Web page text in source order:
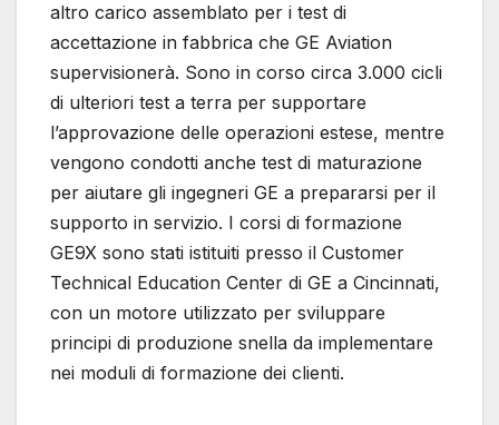
altro carico assemblato per i test di
accettazione in fabbrica che GE Aviation
supervisionerà. Sono in corso circa 3.000 cicli
di ulteriori test a terra per supportare
l’approvazione delle operazioni estese, mentre
vengono condotti anche test di maturazione
per aiutare gli ingegneri GE a prepararsi per il
supporto in servizio. I corsi di formazione
GE9X sono stati istituiti presso il Customer
Technical Education Center di GE a Cincinnati,
con un motore utilizzato per sviluppare
principi di produzione snella da implementare
nei moduli di formazione dei clienti.